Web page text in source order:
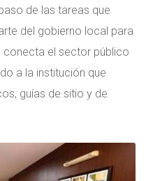
de las tareas que
del gobierno local para
conecta el sector público
a la institución que
guías de sitio y de